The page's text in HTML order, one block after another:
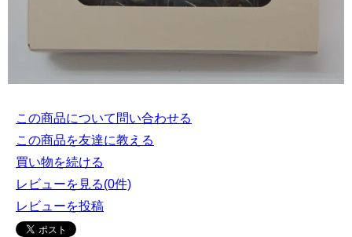
この商品について問い合わせる
この商品を友達に教える
買い物を続ける
レビューを見る(0件)
レビューを投稿